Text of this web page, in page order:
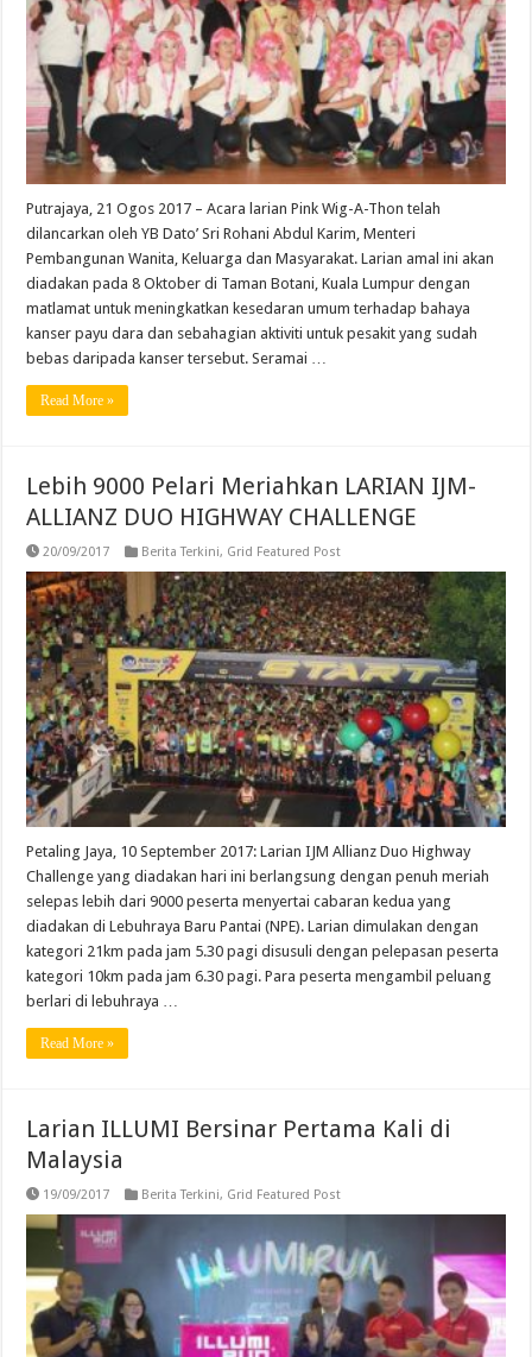
Putrajaya, 21 Ogos 2017 – Acara larian Pink Wig-A-Thon telah
dilancarkan oleh YB Dato’ Sri Rohani Abdul Karim, Menteri
Pembangunan Wanita, Keluarga dan Masyarakat. Larian amal ini akan
diadakan pada 8 Oktober di Taman Botani, Kuala Lumpur dengan
matlamat untuk meningkatkan kesedaran umum terhadap bahaya
kanser payu dara dan sebahagian aktiviti untuk pesakit yang sudah
bebas daripada kanser tersebut. Seramai …
Read More »
Lebih 9000 Pelari Meriahkan LARIAN IJM-
ALLIANZ DUO HIGHWAY CHALLENGE
20/09/2017 Berita Terkini, Grid Featured Post
Petaling Jaya, 10 September 2017: Larian IJM Allianz Duo Highway
Challenge yang diadakan hari ini berlangsung dengan penuh meriah
selepas lebih dari 9000 peserta menyertai cabaran kedua yang
diadakan di Lebuhraya Baru Pantai (NPE). Larian dimulakan dengan
kategori 21km pada jam 5.30 pagi disusuli dengan pelepasan peserta
kategori 10km pada jam 6.30 pagi. Para peserta mengambil peluang
berlari di lebuhraya …
Read More »
Larian ILLUMI Bersinar Pertama Kali di
Malaysia
19/09/2017 Berita Terkini, Grid Featured Post